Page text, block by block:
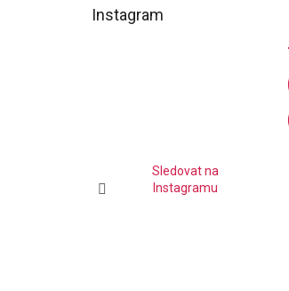
Instagram
Sledovat na
Instagramu